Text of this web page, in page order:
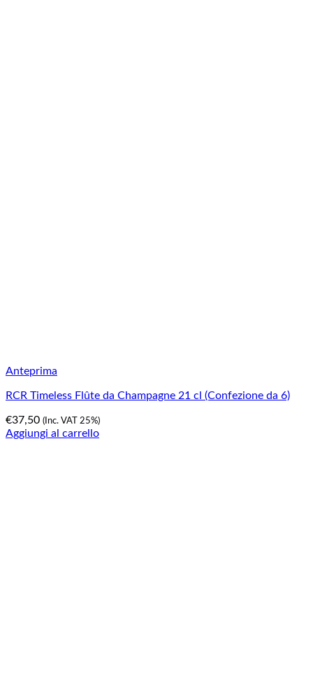
Anteprima
RCR Timeless Flûte da Champagne 21 cl (Confezione da 6)
€37,50 (Inc. VAT 25%)
Aggiungi al carrello